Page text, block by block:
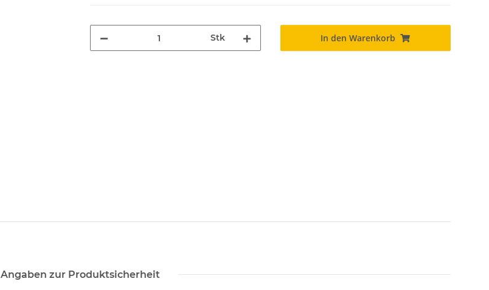
Stk In den Warenkorb
Angaben zur Produktsicherheit